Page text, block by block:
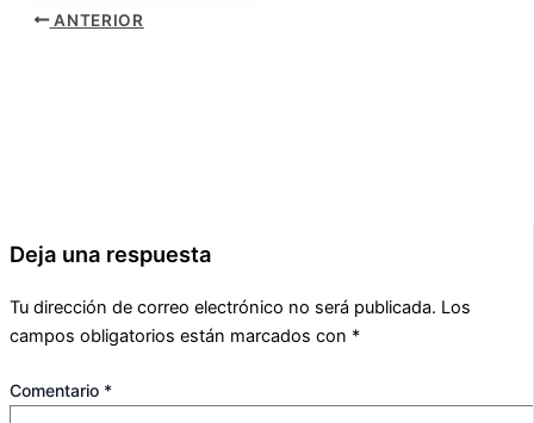
ANTERIOR
Deja una respuesta
Tu dirección de correo electrónico no será publicada. Los
campos obligatorios están marcados con *
Comentario *